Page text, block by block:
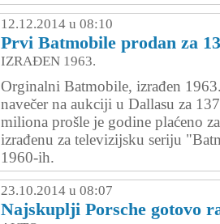
12.12.2014 u 08:10
Prvi Batmobile prodan za
IZRAĐEN 1963.
Orginalni Batmobile, izrađen
navečer na aukciji u Dallasu za
miliona prošle je godine plaćeno
izrađenu za televizijsku seriju
1960-ih.
23.10.2014 u 08:07
Najskuplji Porsche gotovo